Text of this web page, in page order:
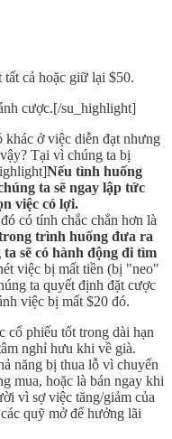
cả hoặc giữ lại $50.
cược.[/su_highlight]
khác ở việc diễn đạt nhưng
Tại vì chúng ta bị
Nếu tình huống
ta sẽ ngay lập tức
việc có lợi.
có tính chắc chắn hơn là
trình huống đưa ra
sẽ có hành động đi tìm
việc bị mất tiền (bị "neo"
ta quyết định đặt cược
việc bị mất $20 đó.
cổ phiếu tốt trong dài hạn
nghỉ hưu khi về già.
năng bị thua lỗ vì chuyển
mua, hoặc là bán ngay khi
vì sợ việc tăng/giảm của
quỹ mở để hưởng lãi